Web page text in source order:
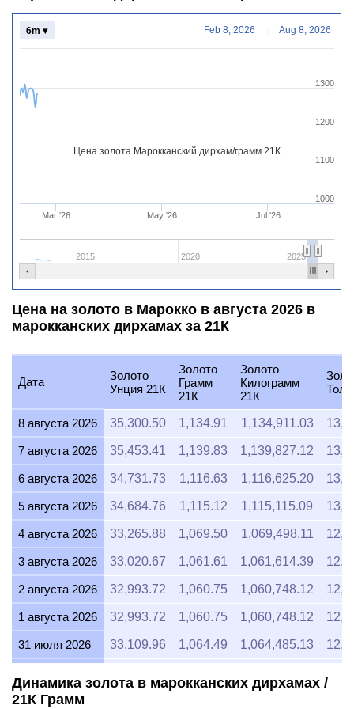
Цена золота Марокканский дирхам/грамм 21К
Mar '26 May '26 Jul '26
2015 2020 2025
1000
1100
1200
1300
6m ▾ Feb 8, 2026 → Aug 8, 2026
Цена на золото в Марокко в августа 2026 в
марокканских дирхамах за 21К
Дата
Золото
Унция 21К
Золото
Грамм
21К
Золото
Килограмм
21К
8 августа 2026 35,300.50 1,134.91 1,134,911.03
7 августа 2026 35,453.41 1,139.83 1,139,827.12
6 августа 2026 34,731.73 1,116.63 1,116,625.20
5 августа 2026 34,684.76 1,115.12 1,115,115.09
4 августа 2026 33,265.88 1,069.50 1,069,498.11
3 августа 2026 33,020.67 1,061.61 1,061,614.39
2 августа 2026 32,993.72 1,060.75 1,060,748.12
1 августа 2026 32,993.72 1,060.75 1,060,748.12
31 июля 2026 33,109.96 1,064.49 1,064,485.13
29 июля 2026
Динамика золота в марокканских дирхамах /
21К Грамм